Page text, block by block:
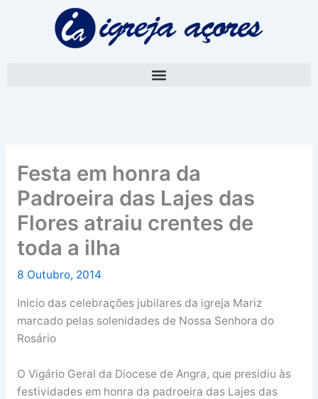
Festa em honra da
Padroeira das Lajes das
Flores atraiu crentes de
toda a ilha
8 Outubro, 2014
Inicio das celebrações jubilares da igreja Mariz
marcado pelas solenidades de Nossa Senhora do
Rosário
O Vigário Geral da Diocese de Angra, que presidiu às
festividades em honra da padroeira das Lajes das